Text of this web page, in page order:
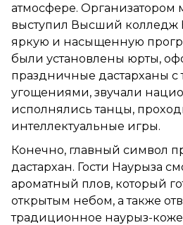
атмосфере. Организатором
выступил Высший колледж
яркую и насыщенную
были установлены юрты,
праздничные дастарханы
угощениями, звучали
исполнялись танцы,
интеллектуальные игры.
Конечно, главный символ
дастархан. Гости Наурыза
ароматный плов, который
открытым небом, а также
традиционное наурыз-